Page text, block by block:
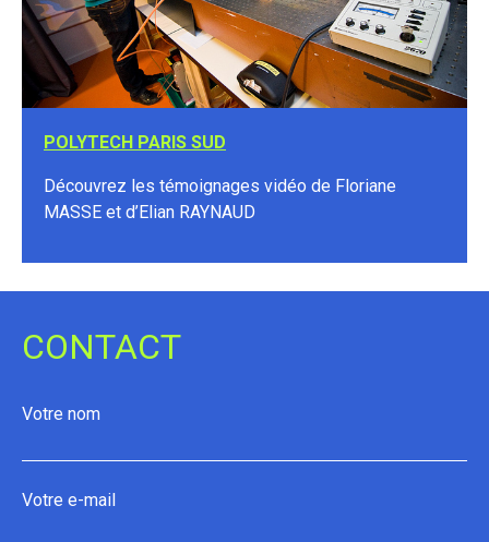
POLYTECH PARIS SUD
Découvrez les témoignages vidéo de Floriane
MASSE et d’Elian RAYNAUD
CONTACT
Votre nom
Votre e-mail